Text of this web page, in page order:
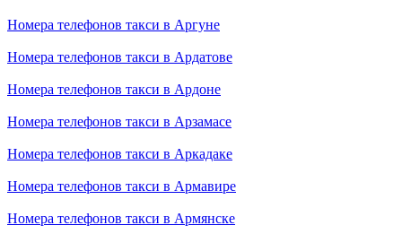
Номера телефонов такси в Аргуне
Номера телефонов такси в Ардатове
Номера телефонов такси в Ардоне
Номера телефонов такси в Арзамасе
Номера телефонов такси в Аркадаке
Номера телефонов такси в Армавире
Номера телефонов такси в Армянске